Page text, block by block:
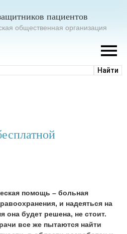
пациентов
общественная организация
помощь – больная
и надеяться на
она будет решена, не стоит.
все же пытаются найти